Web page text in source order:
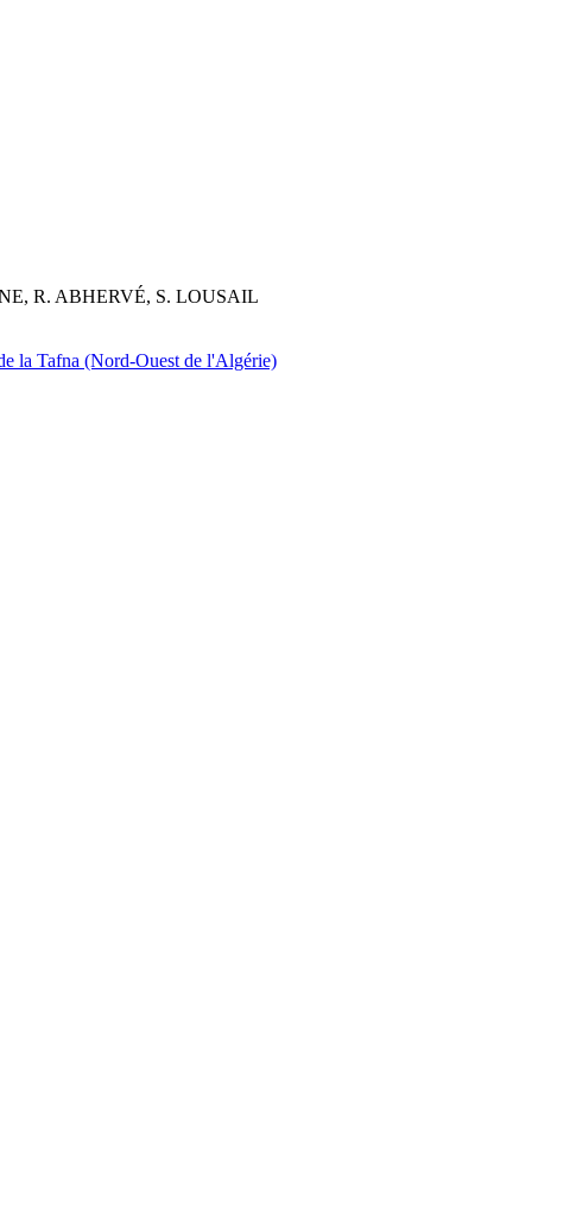
R. ABHERVÉ, S. LOUSAIL
la Tafna (Nord-Ouest de l'Algérie)